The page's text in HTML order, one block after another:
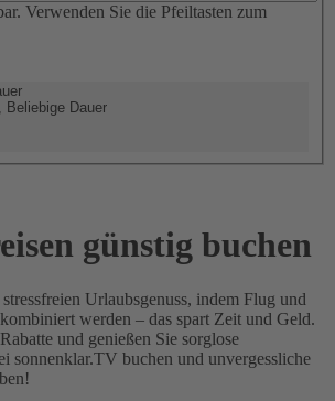
Verwenden Sie die Pfeiltasten zum
Beliebige Dauer
günstig buchen
Urlaubsgenuss, indem Flug und
werden – das spart Zeit und Geld.
und genießen Sie sorglose
sonnenklar.TV buchen und unvergessliche